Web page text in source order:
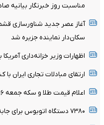
مناسبت روز خبرنگار بیانیه
آغاز عصر جدید شناورسازی
سکان‌دار نماینده جزیره شد
اظهارات وزیر خزانه‌داری
ارتقای مبادلات تجاری ایران
اعلام قیمت طلا و سکه جمعه ١۶ مرداد ١۴٠۵
۷۳۸۰ دستگاه اتوبوس برای جابه‌جایی زائران اربعین به‌ کارگیری شد